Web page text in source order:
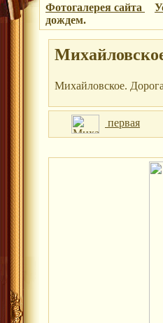
Фотогалерея сайта
дождем.
Михайловское.
первая